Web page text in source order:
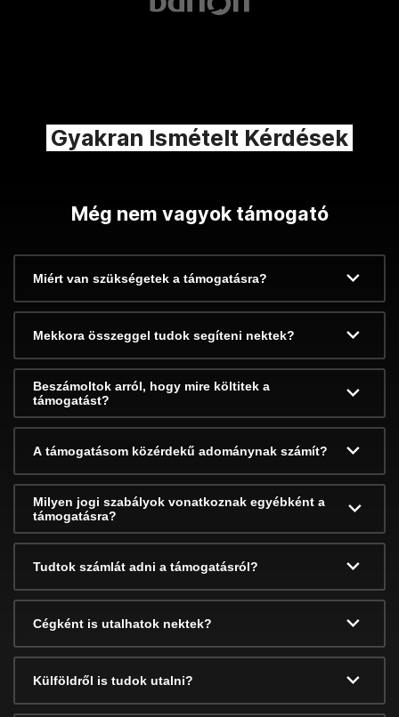
Gyakran Ismételt Kérdések
Még nem vagyok támogató
Miért van szükségetek a támogatásra?
Mekkora összeggel tudok segíteni nektek?
Beszámoltok arról, hogy mire költitek a
támogatást?
A támogatásom közérdekű adománynak számít?
Milyen jogi szabályok vonatkoznak egyébként a
támogatásra?
Tudtok számlát adni a támogatásról?
Cégként is utalhatok nektek?
Külföldről is tudok utalni?